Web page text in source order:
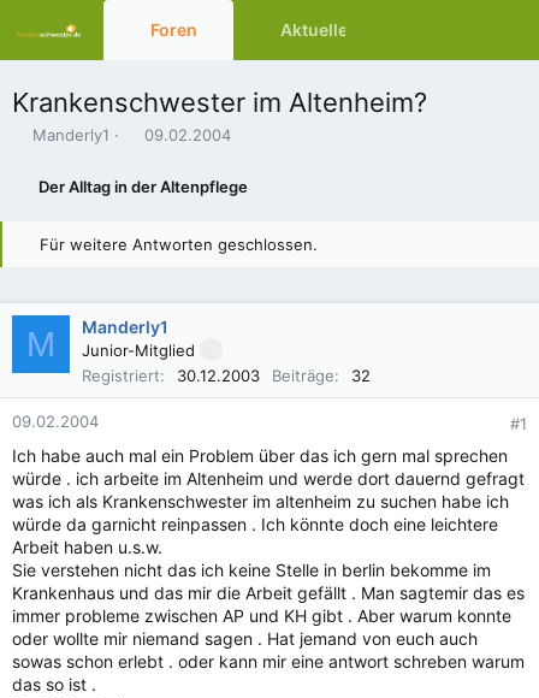
Foren Aktuelles
Krankenschwester im Altenheim?
E
r
Manderly1
E
t
l
a
m
09.02.2004
Der Alltag in der Altenpflege
Für weitere Antworten geschlossen.
M Manderly1
Junior-Mitglied
Registriert
30.12.2003 Beiträge 32
09.02.2004 #1
Ich habe auch mal ein Problem über das ich gern mal sprechen
würde . ich arbeite im Altenheim und werde dort dauernd gefragt
was ich als Krankenschwester im altenheim zu suchen habe ich
würde da garnicht reinpassen . Ich könnte doch eine leichtere
Arbeit haben u.s.w.
Sie verstehen nicht das ich keine Stelle in berlin bekomme im
Krankenhaus und das mir die Arbeit gefällt . Man sagtemir das es
immer probleme zwischen AP und KH gibt . Aber warum konnte
oder wollte mir niemand sagen . Hat jemand von euch auch
sowas schon erlebt . oder kann mir eine antwort schreben warum
das so ist .